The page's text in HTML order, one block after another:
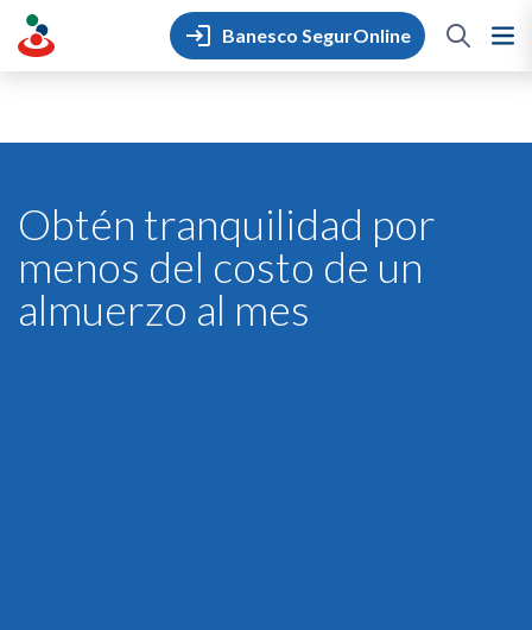
content
Banesco SegurOnline
Obtén tranquilidad por
menos del costo de un
almuerzo al mes